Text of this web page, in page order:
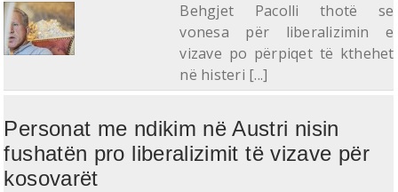
Behgjet Pacolli thotë se
vonesa për liberalizimin e
vizave po përpiqet të kthehet
në histeri [...]
Personat me ndikim në Austri nisin
fushatën pro liberalizimit të vizave për
kosovarët